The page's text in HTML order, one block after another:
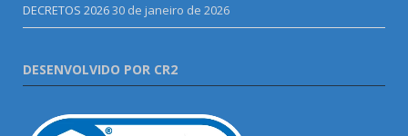
DECRETOS 202630 de janeiro de 2026
DESENVOLVIDO POR CR2